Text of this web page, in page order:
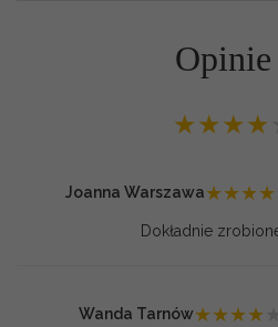
★★★★
Joanna Warszawa★★★★
Dokładnie
Wanda Tarnów★★★★